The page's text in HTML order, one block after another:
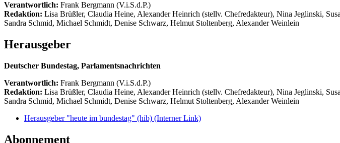
Verantwortlich: Frank Bergmann (V.i.S.d.P.)
Redaktion: Lisa Brüßler, Claudia Heine, Alexander Heinrich (stellv. Chefredakteur), Nina Jeglinski,
Sandra Schmid, Michael Schmidt, Denise Schwarz, Helmut Stoltenberg, Alexander Weinlein
Herausgeber
Deutscher Bundestag, Parlamentsnachrichten
Verantwortlich: Frank Bergmann (V.i.S.d.P.)
Redaktion: Lisa Brüßler, Claudia Heine, Alexander Heinrich (stellv. Chefredakteur), Nina Jeglinski,
Sandra Schmid, Michael Schmidt, Denise Schwarz, Helmut Stoltenberg, Alexander Weinlein
Herausgeber "heute im bundestag" (hib) (Interner Link)
Abonnement